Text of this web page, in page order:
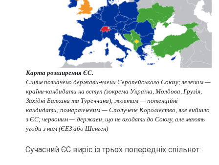
Карта розширення ЄС.
Синім позначено держави-члени Європейського Союзу; зеленим —
країни-кандидати на вступ (зокрема Україна, Молдова, Грузія,
Західні Балкани та Туреччина); жовтим — потенційні
кандидати; помаранчевим — Сполучене Королівство, яке вийшло
з ЄС; червоним — держави, що не входять до Союзу, але мають
угоди з ним (ЄЕЗ або Шенген)
Сучасний ЄС виріс із трьох попередніх спільнот: